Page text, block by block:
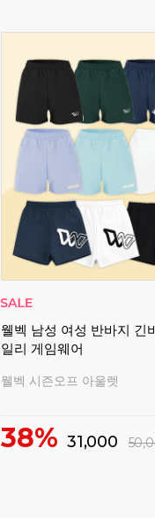
아펙스 나노퓨전스피드
38%